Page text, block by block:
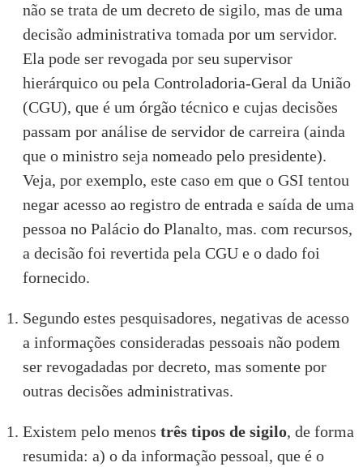
não se trata de um decreto de sigilo, mas de uma
decisão administrativa tomada por um servidor.
Ela pode ser revogada por seu supervisor
hierárquico ou pela Controladoria-Geral da União
(CGU), que é um órgão técnico e cujas decisões
passam por análise de servidor de carreira (ainda
que o ministro seja nomeado pelo presidente).
Veja, por exemplo, este caso em que o GSI tentou
negar acesso ao registro de entrada e saída de uma
pessoa no Palácio do Planalto, mas. com recursos,
a decisão foi revertida pela CGU e o dado foi
fornecido.
Segundo estes pesquisadores, negativas de acesso
a informações consideradas pessoais não podem
ser revogadadas por decreto, mas somente por
outras decisões administrativas.
Existem pelo menos três tipos de sigilo, de forma
resumida: a) o da informação pessoal, que é o